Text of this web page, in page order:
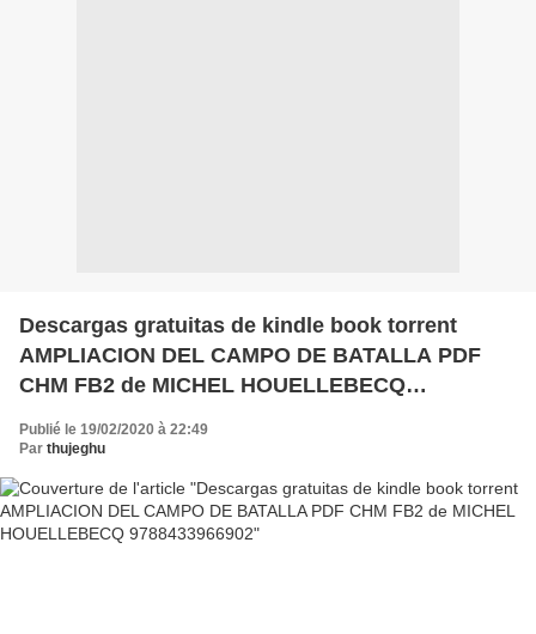
Descargas gratuitas de kindle book torrent
AMPLIACION DEL CAMPO DE BATALLA PDF
CHM FB2 de MICHEL HOUELLEBECQ
Publié le 19/02/2020 à 22:49
Par thujeghu